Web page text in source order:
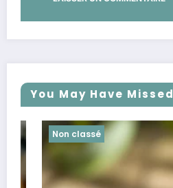
You May Have Missed
Non classé